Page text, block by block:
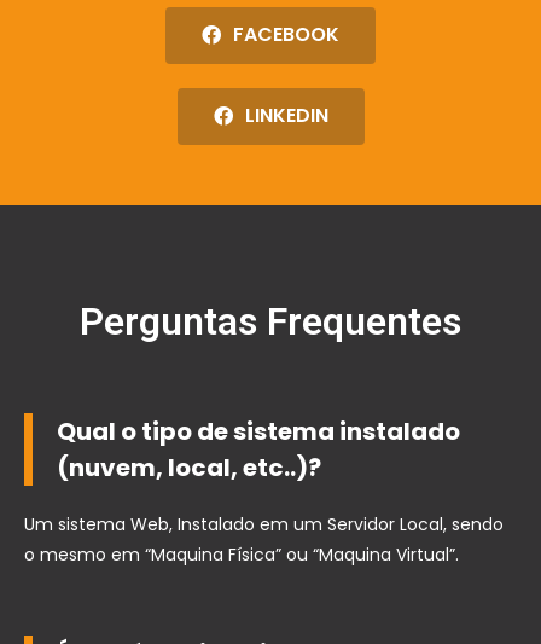
FACEBOOK
LINKEDIN
Perguntas Frequentes
Qual o tipo de sistema instalado
(nuvem, local, etc..)?
Um sistema Web, Instalado em um Servidor Local, sendo
o mesmo em “Maquina Física” ou “Maquina Virtual”.